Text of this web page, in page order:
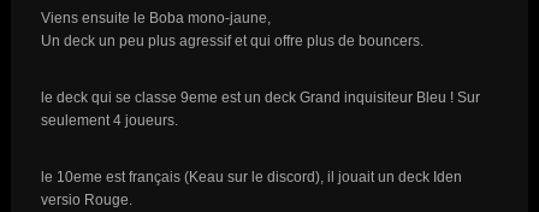
Viens ensuite le Boba mono-jaune,
Un deck un peu plus agressif et qui offre plus de bouncers.
le deck qui se classe 9eme est un deck Grand inquisiteur Bleu ! Sur
seulement 4 joueurs.
le 10eme est français (Keau sur le discord), il jouait un deck Iden
versio Rouge.